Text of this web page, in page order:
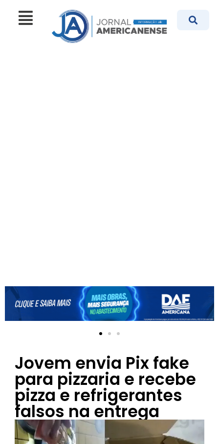
Jovem envia Pix fake
para pizzaria e recebe
pizza e refrigerantes
falsos na entrega